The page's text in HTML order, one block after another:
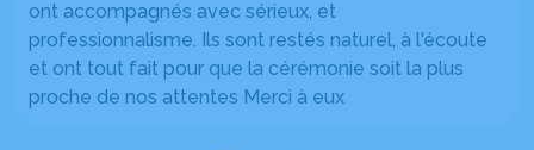
ont accompagnés avec sérieux, et
professionnalisme. Ils sont restés naturel, à l'écoute
et ont tout fait pour que la cérémonie soit la plus
proche de nos attentes Merci à eux